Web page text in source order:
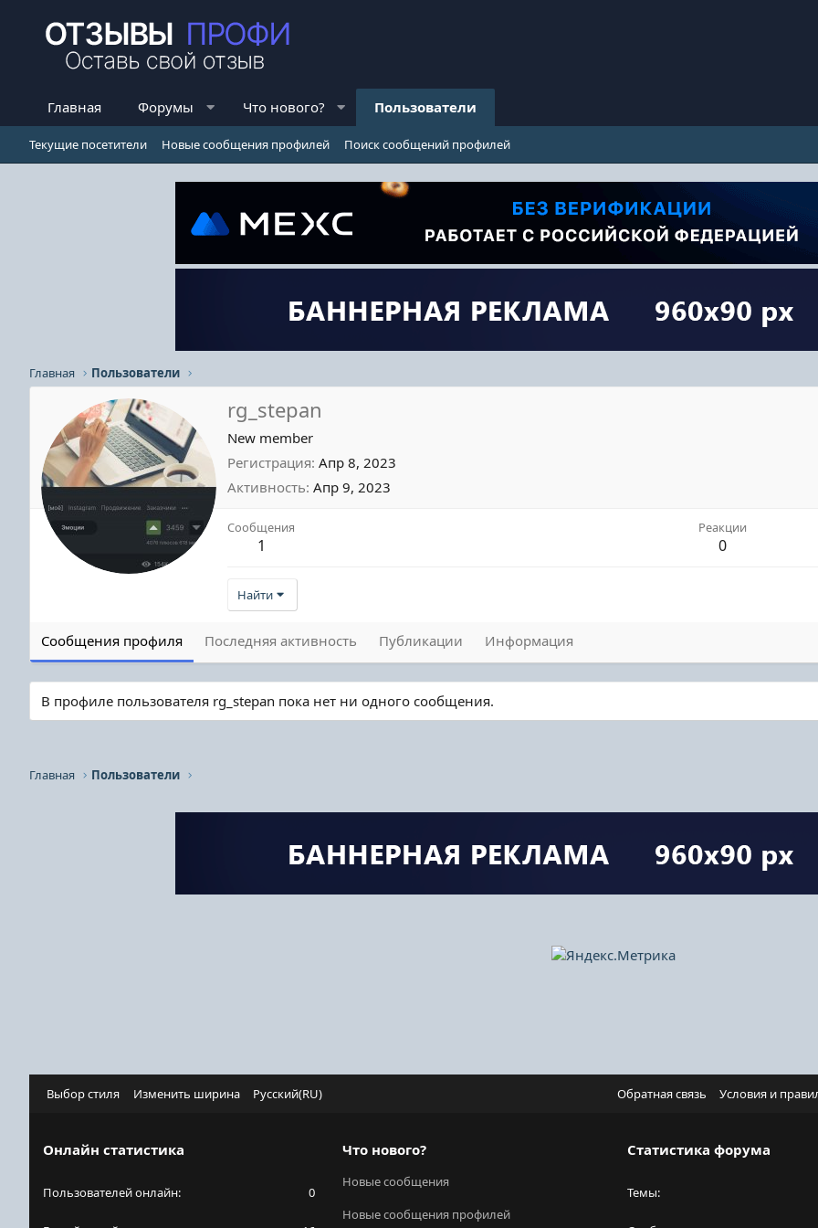
Главная Форумы Что нового? Пользователи
Текущие посетители Новые сообщения профилей Поиск сообщений профилей
Главная Пользователи
rg_stepan
New member
Регистрация Апр 8, 2023
Активность Апр 9, 2023
Сообщения
1
Реакции
0
Найти
Сообщения профиля Последняя активность Публикации Информация
В профиле пользователя rg_stepan пока нет ни одного сообщения.
Главная Пользователи
Выбор стиля Изменить ширина Русский(RU) Обратная связь Условия и
Онлайн статистика
Пользователей онлайн 0
Что нового?
Новые сообщения
Новые сообщения профилей
Статистика форума
Темы